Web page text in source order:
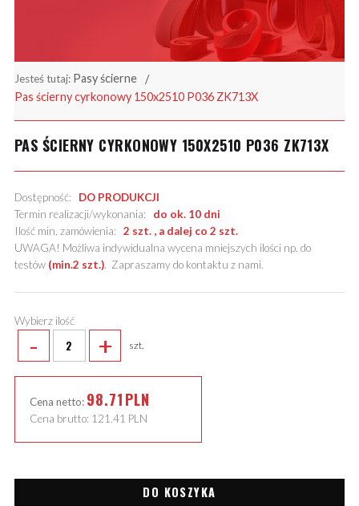
Jesteś tutaj: Pasy ścierne
Pas ścierny cyrkonowy 150x2510 P036 ZK713X
PAS ŚCIERNY CYRKONOWY 150X2510 P036 ZK713X
Dostępność: DO PRODUKCJI
Termin realizacji/wykonania: do ok. 10 dni
Ilość min. zamówienia: 2 szt. , a dalej co 2 szt.
UWAGA! Możliwa indywidualna wycena mniejszych ilości np. do
testów (min.2 szt.). Zapraszamy do kontaktu z nami.
Wybierz ilość
- + szt.
Cena netto: 98.71PLN
Cena brutto: 121.41 PLN
DO KOSZYKA